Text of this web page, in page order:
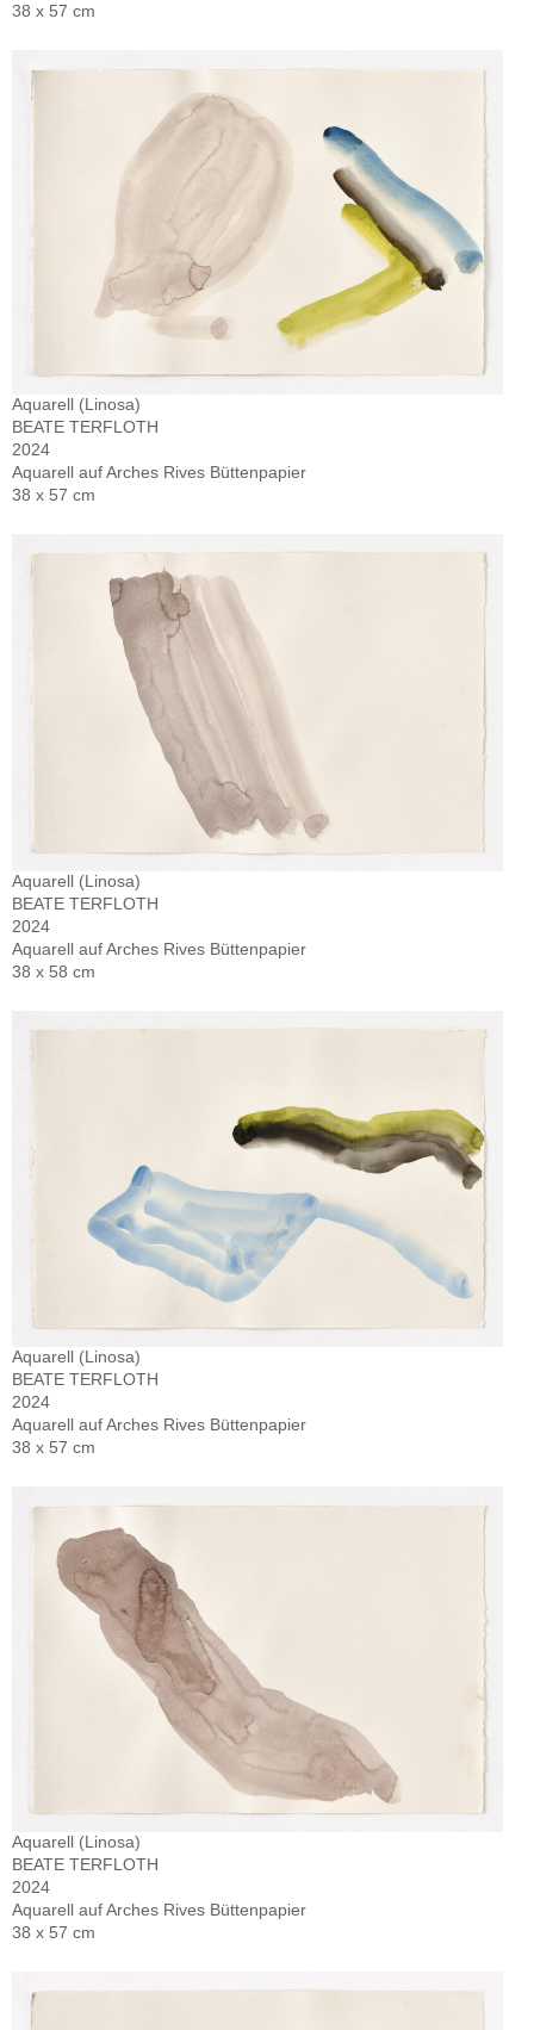
38 x 57 cm
Aquarell (Linosa)
BEATE TERFLOTH
2024
Aquarell auf Arches Rives Büttenpapier
38 x 57 cm
Aquarell (Linosa)
BEATE TERFLOTH
2024
Aquarell auf Arches Rives Büttenpapier
38 x 58 cm
Aquarell (Linosa)
BEATE TERFLOTH
2024
Aquarell auf Arches Rives Büttenpapier
38 x 57 cm
Aquarell (Linosa)
BEATE TERFLOTH
2024
Aquarell auf Arches Rives Büttenpapier
38 x 57 cm